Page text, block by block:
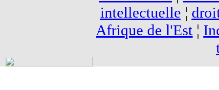
intellectuelle ¦
Afrique de l'Est ¦